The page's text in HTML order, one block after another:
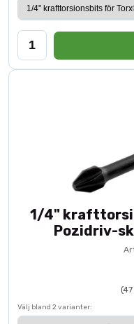
1/4"
Pozidriv-
Välj bland 2 varianter: